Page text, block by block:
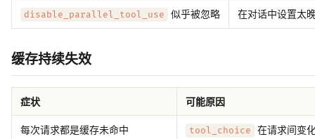
disable_parallel_tool_use 似乎被忽略 在对话中设置太
缓存持续失效
症状 可能原因
每次请求都是缓存未命中 tool_choice 在请求间变